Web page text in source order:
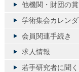
他機関・財団の
学術集会カレン
会員関連手続き
求人情報
若手研究者に聞く